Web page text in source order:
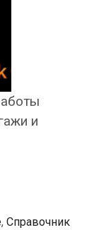
и
, Справочник